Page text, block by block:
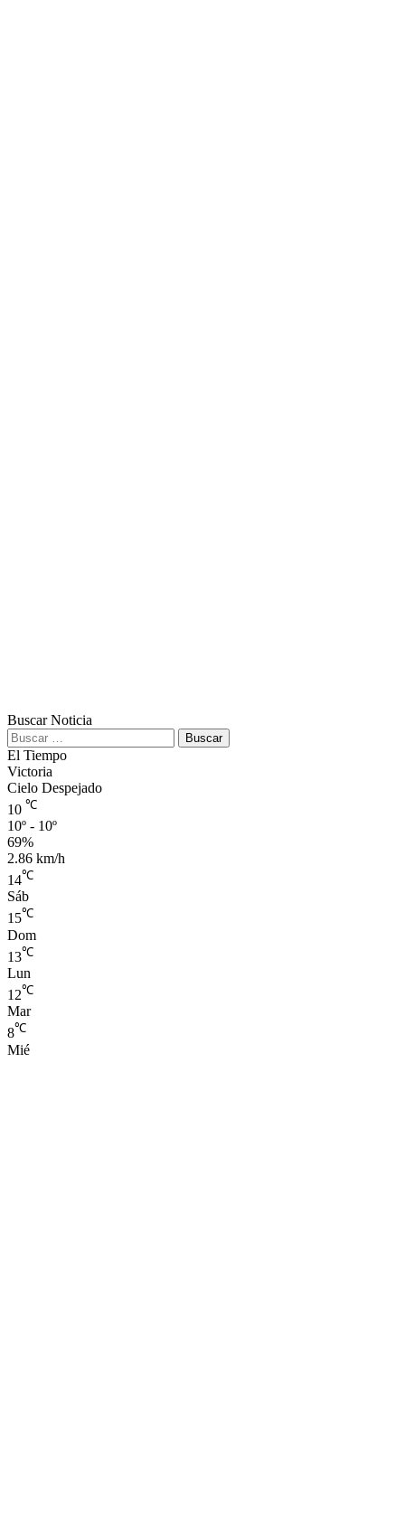
Buscar Noticia
Buscar:
El Tiempo
Victoria
Cielo Despejado
10 ℃
10º - 10º
69%
2.86 km/h
14℃
Sáb
15℃
Dom
13℃
Lun
12℃
Mar
8℃
Mié